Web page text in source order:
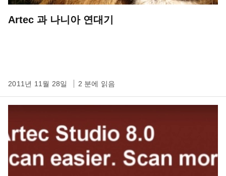
Artec 과 나니아 연대기
2011년 11월 28일 2 분에 읽음